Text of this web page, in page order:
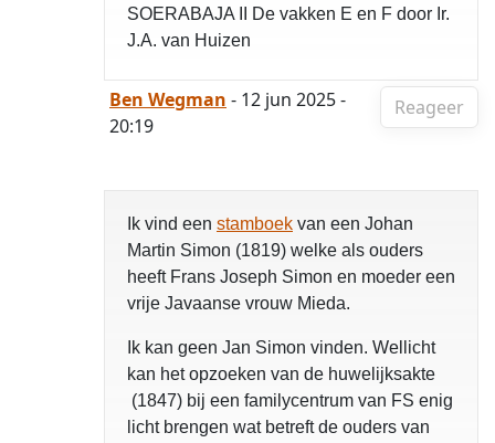
SOERABAJA II De vakken E en F door Ir.
J.A. van Huizen
Reageer
Ben Wegman - 12 jun 2025 -
20:19
Ik vind een stamboek van een Johan
Martin Simon (1819) welke als ouders
heeft Frans Joseph Simon en moeder een
vrije Javaanse vrouw Mieda.
Ik kan geen Jan Simon vinden. Wellicht
kan het opzoeken van de huwelijksakte
(1847) bij een familycentrum van FS enig
licht brengen wat betreft de ouders van